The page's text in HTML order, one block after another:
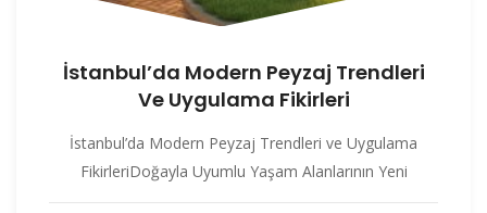
İstanbul’da Modern Peyzaj Trendleri
Ve Uygulama Fikirleri
İstanbul’da Modern Peyzaj Trendleri ve Uygulama
FikirleriDoğayla Uyumlu Yaşam Alanlarının Yeni